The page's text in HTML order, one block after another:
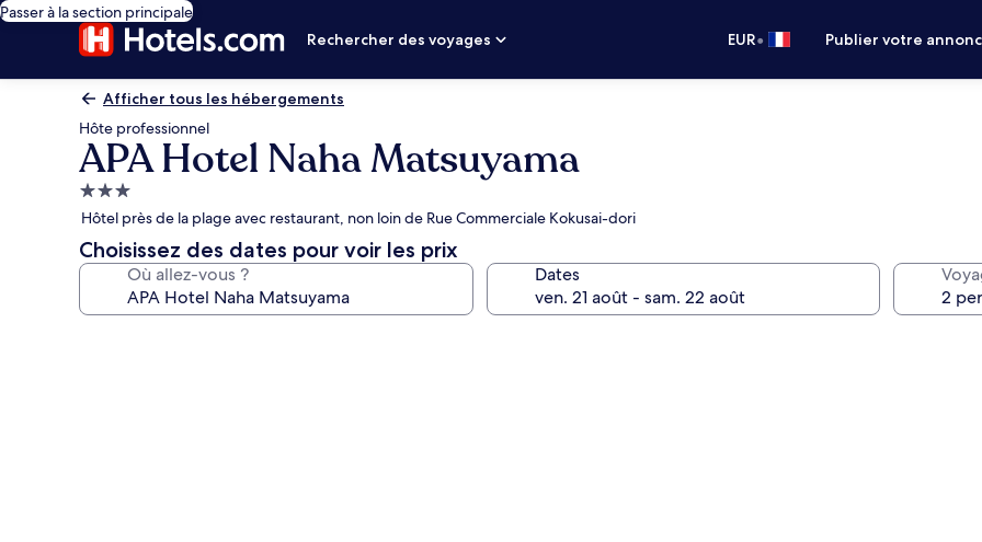
Passer à la section principale
Rechercher des voyages
EUR• Publier votre
Afficher tous les hébergements
Hôte professionnel
APA Hotel Naha Matsuyama
Hébergement
3.0 étoiles
Hôtel près de la plage avec restaurant, non loin de Rue Commerciale Kokusai-dori
Choisissez des dates pour voir les prix
Où allez-vous ? Dates